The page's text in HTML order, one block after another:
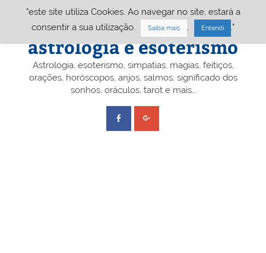
Portal A&E – Portal
astrologia e esoterismo
Astrologia, esoterismo, simpatias, magias, feitiços,
orações, horóscopos, anjos, salmos, significado dos
sonhos, oráculos, tarot e mais…
"este site utiliza Cookies. Ao navegar no site, estará a
consentir a sua utilização.
Saiba mais Entendi ."